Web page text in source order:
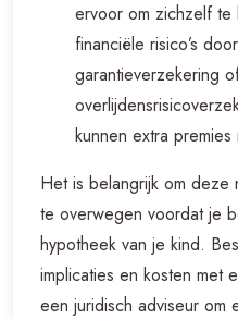
ervoor om zichzelf te
financiële risico’s
garantieverzekering
kunnen extra
Het is belangrijk om deze
te overwegen voordat je
hypotheek van je kind.
implicaties en kosten met
een juridisch adviseur om